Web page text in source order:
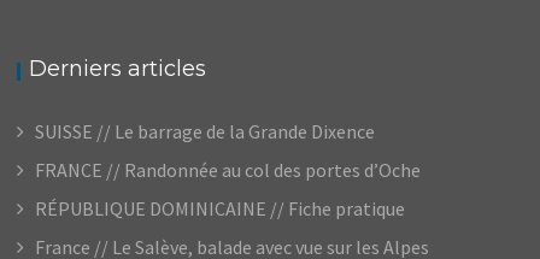
Derniers articles
SUISSE // Le barrage de la Grande Dixence
FRANCE // Randonnée au col des portes d’Oche
RÉPUBLIQUE DOMINICAINE // Fiche pratique
France // Le Salève, balade avec vue sur les Alpes